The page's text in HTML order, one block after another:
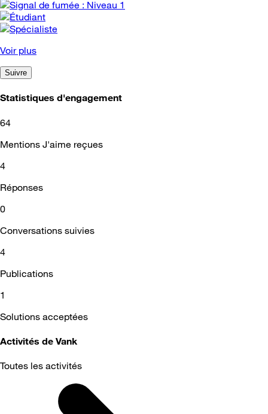
Voir plus
Suivre
Statistiques d'engagement
64
Mentions J'aime reçues
4
Réponses
0
Conversations suivies
4
Publications
1
Solutions acceptées
Activités de Vank
Toutes les activités